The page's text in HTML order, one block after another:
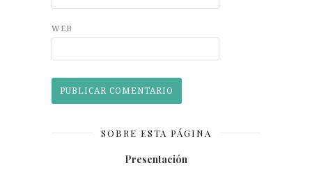
WEB
SOBRE ESTA PÁGINA
Presentación